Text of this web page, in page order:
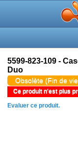
5599-823-109 -
Duo
Obsolète (Fin de
Ce produit n'est plus
Evaluer ce produit.